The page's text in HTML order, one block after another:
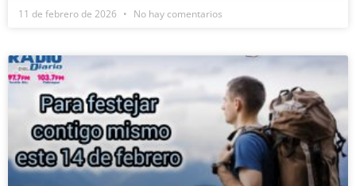
11 de febrero de 2026 No hay comentarios